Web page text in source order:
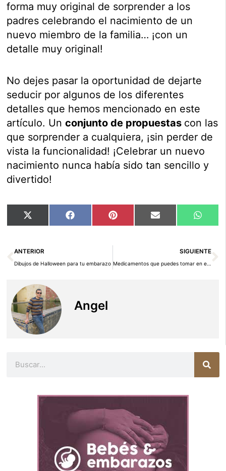
forma muy original de sorprender a los
padres celebrando el nacimiento de un
nuevo miembro de la familia… ¡con un
detalle muy original!
No dejes pasar la oportunidad de dejarte
seducir por algunos de los diferentes
detalles que hemos mencionado en este
artículo. Unconjunto de propuestas con las
que sorprender a cualquiera, ¡sin perder de
vista la funcionalidad! ¡Celebrar un nuevo
nacimiento nunca había sido tan sencillo y
divertido!
Compartir
en
X
(Twitter)
Compartir
en
Facebook Compartir
en
Pinterest Compartir
en
Email
en
Ant
ANTERIOR
Dibujos de Halloween para tu embarazo
SIGUIENTE
Medicamentos que puedes tomar en el embarazo
Angel